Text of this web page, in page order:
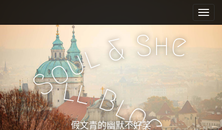
e
n
u
i
c
n
t
e
n
Soul & She
llBl
o
假文青的幽默不好笑